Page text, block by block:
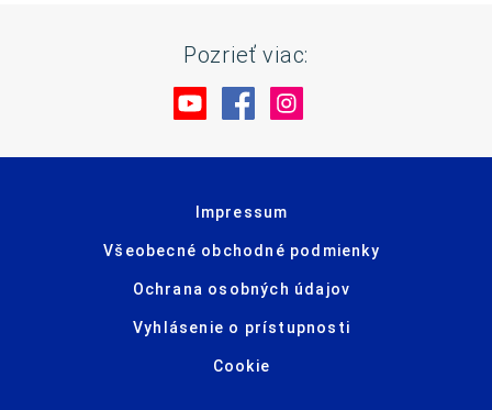
Pozrieť viac:
Navštívte nás na YouTube
Navštívte nás na
Impressum
Všeobecné obchodné podmienky
Ochrana osobných údajov
Vyhlásenie o prístupnosti
Cookie